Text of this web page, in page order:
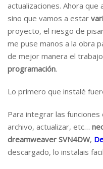
actualizaciones. Ahora
sino que vamos a estar
proyecto, el riesgo de
me puse manos a la obra
de mejor manera el
programación.
Lo primero que instalé
Para integrar las
archivo, actualizar, etc…
dreamweaver SVN4DW,
descargado, lo instalais